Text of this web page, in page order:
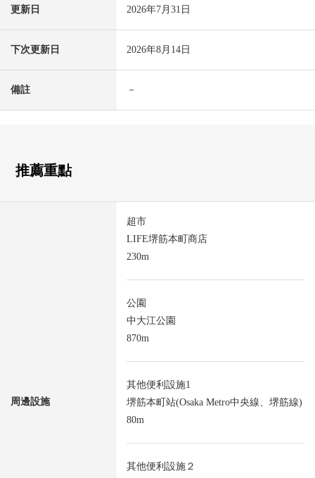
更新日 2026年7月31日
下次更新日 2026年8月14日
備註 －
推薦重點
周邊設施
超市
LIFE堺筋本町商店
230m
公園
中大江公園
870m
其他便利設施1
堺筋本町站(Osaka Metro中央線、堺筋線)
80m
其他便利設施２